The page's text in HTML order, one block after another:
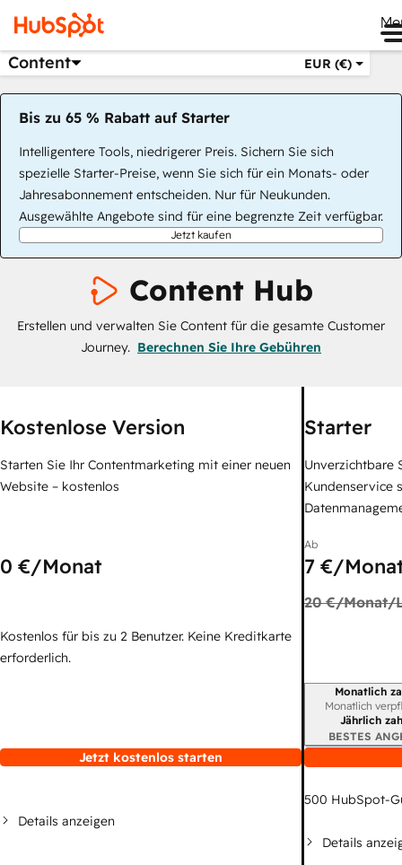
Content EUR (€)
Bis zu 65 % Rabatt auf Starter
Intelligentere Tools, niedrigerer Preis. Sichern Sie sich
spezielle Starter-Preise, wenn Sie sich für ein Monats- oder
Jahresabonnement entscheiden. Nur für Neukunden.
Ausgewählte Angebote sind für eine begrenzte Zeit verfügbar.
Jetzt kaufen
Content Hub
Erstellen und verwalten Sie Content für die gesamte Customer
Journey. Berechnen Sie Ihre Gebühren
Kostenlose Version
Starten Sie Ihr Contentmarketing mit einer neuen
Website – kostenlos
0 €/Monat
Kostenlos für bis zu 2 Benutzer. Keine Kreditkarte
erforderlich.
Jetzt kostenlos starten
Details anzeigen
Starter
Unverzichtbare
Kundenservice
Ab
7 €/
20 €/Monat/
Monatlich
Monatlich
Jährlich
BESTES
500 HubSpot-
Details